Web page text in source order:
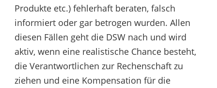
Produkte etc.) fehlerhaft beraten, falsch
informiert oder gar betrogen wurden. Allen
diesen Fällen geht die DSW nach und wird
aktiv, wenn eine realistische Chance besteht,
die Verantwortlichen zur Rechenschaft zu
ziehen und eine Kompensation für die